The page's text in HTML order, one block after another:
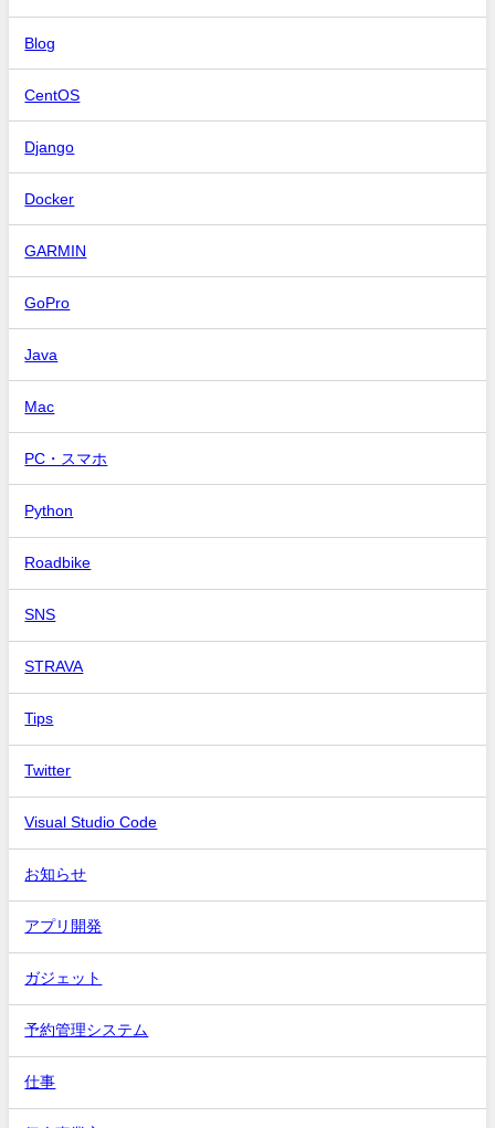
Blog
CentOS
Django
Docker
GARMIN
GoPro
Java
Mac
PC・スマホ
Python
Roadbike
SNS
STRAVA
Tips
Twitter
Visual Studio Code
お知らせ
アプリ開発
ガジェット
予約管理システム
仕事